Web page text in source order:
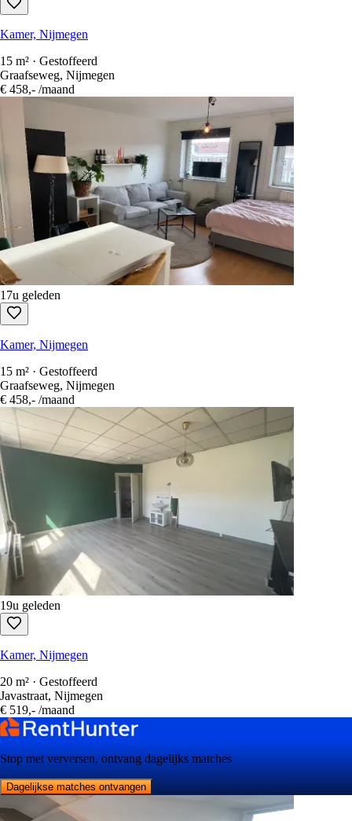
Kamer, Nijmegen
15 m² · Gestoffeerd
Graafseweg, Nijmegen
€ 458,- /maand
17u geleden
Kamer, Nijmegen
15 m² · Gestoffeerd
Graafseweg, Nijmegen
€ 458,- /maand
19u geleden
Kamer, Nijmegen
20 m² · Gestoffeerd
Javastraat, Nijmegen
€ 519,- /maand
Stop met verversen, ontvang dagelijks matches
Dagelijkse matches ontvangen